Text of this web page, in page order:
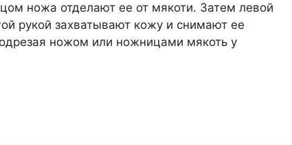
ножа отделают ее от мякоти. Затем левой
рукой захватывают кожу и снимают ее
ножом или ножницами мякоть у